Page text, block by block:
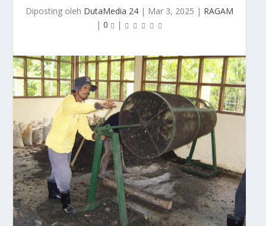
Diposting oleh DutaMedia 24 | Mar 3, 2025 | RAGAM
| 0 |